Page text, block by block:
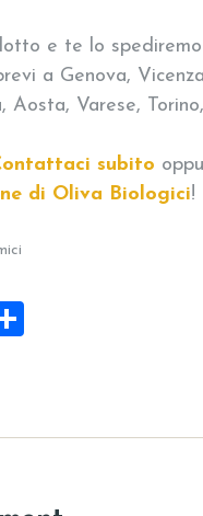
e te lo
a Genova,
Varese,
subito
di Oliva Biologici!